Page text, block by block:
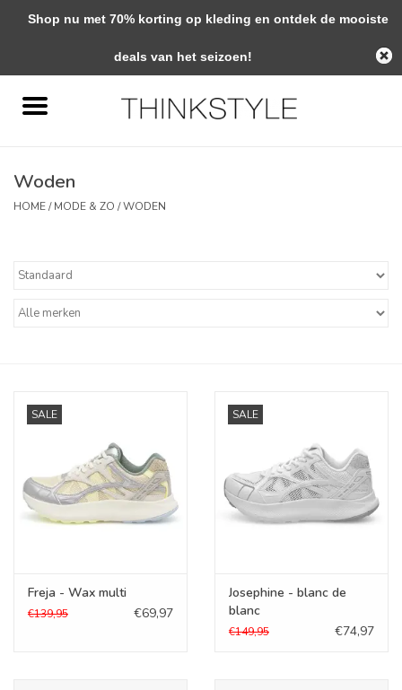
0 Artikelen - €0,00
Woondecoratie
Cadeaubonnen
Woden
HOME/MODE & ZO /WODEN
SALE
Freja - Wax multi
€139,95 €69,97
SALE
Josephine - blanc de
blanc
€149,95 €74,97
Shop nu met 70% korting op kleding en ontdek de mooiste
deals van het seizoen!